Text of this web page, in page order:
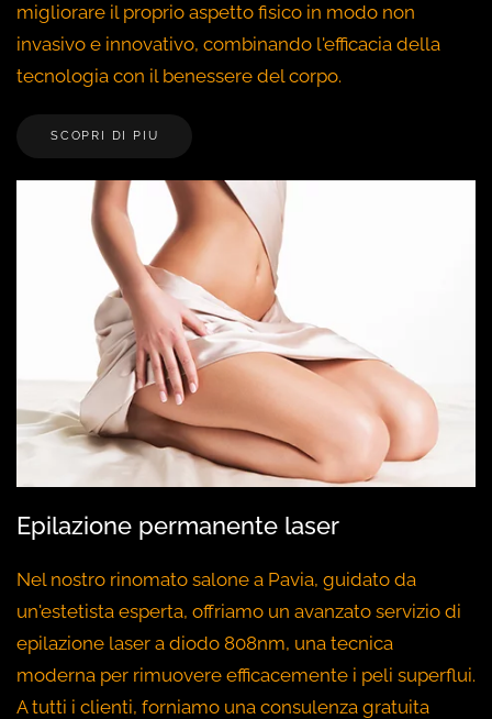
migliorare il proprio aspetto fisico in modo non
invasivo e innovativo, combinando l'efficacia della
tecnologia con il benessere del corpo.
SCOPRI DI PIU
Epilazione permanente laser
Nel nostro rinomato salone a Pavia, guidato da
un'estetista esperta, offriamo un avanzato servizio di
epilazione laser a diodo 808nm, una tecnica
moderna per rimuovere efficacemente i peli superflui.
A tutti i clienti, forniamo una consulenza gratuita